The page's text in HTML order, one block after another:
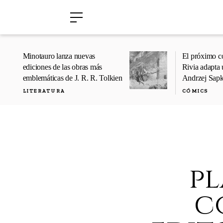
Minotauro lanza nuevas
ediciones de las obras más
emblemáticas de J. R. R. Tolkien
LITERATURA
El próximo
Rivia adapta
Andrzej
CÓMICS
›